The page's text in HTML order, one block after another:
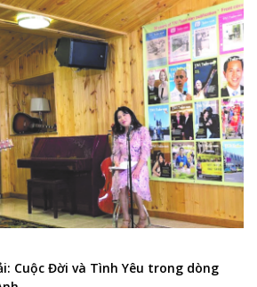
Cuộc Đời và Tình Yêu trong dòng